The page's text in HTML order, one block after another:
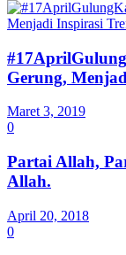
Gerung,
Maret 3, 2019
0
Partai Allah,
Allah.
April 20, 2018
0